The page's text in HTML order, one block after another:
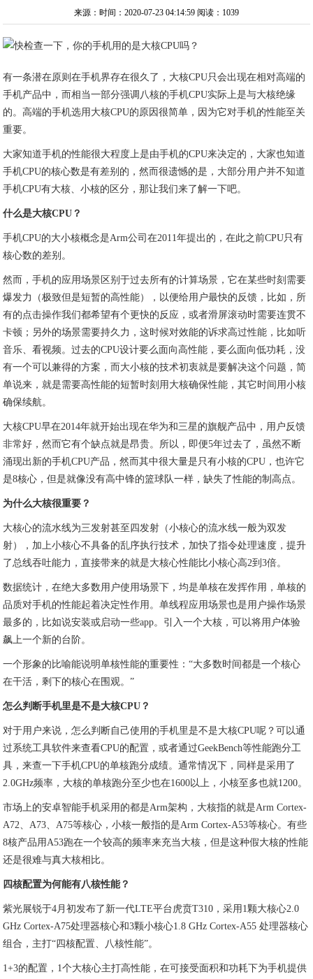
来源：时间：2020-07-23 04:14:59 阅读：1039
有一条潜在原则在手机界存在很久了，大核CPU只会出现在相对高端的
手机产品中，而相当一部分强调八核的手机CPU实际上是与大核绝缘
的。高端的手机选用大核CPU的原因很简单，因为它对手机的性能至关
重要。
大家知道手机的性能很大程度上是由手机的CPU来决定的，大家也知道
手机CPU的核心数是有差别的，然而很遗憾的是，大部分用户并不知道
手机CPU有大核、小核的区分，那让我们来了解一下吧。
什么是大核CPU？
手机CPU的大小核概念是Arm公司在2011年提出的，在此之前CPU只有
核心数的差别。
然而，手机的应用场景区别于过去所有的计算场景，它在某些时刻需要
爆发力（极致但是短暂的高性能），以便给用户最快的反馈，比如，所
有的点击操作我们都希望有个更快的反应，或者滑屏滚动时需要连贯不
卡顿；另外的场景需要持久力，这时候对效能的诉求高过性能，比如听
音乐、看视频。过去的CPU设计要么面向高性能，要么面向低功耗，没
有一个可以兼得的方案，而大小核的技术初衷就是要解决这个问题，简
单说来，就是需要高性能的短暂时刻用大核确保性能，其它时间用小核
确保续航。
大核CPU早在2014年就开始出现在华为和三星的旗舰产品中，用户反馈
非常好，然而它有个缺点就是昂贵。所以，即便5年过去了，虽然不断
涌现出新的手机CPU产品，然而其中很大量是只有小核的CPU，也许它
是8核心，但是就像没有高中锋的篮球队一样，缺失了性能的制高点。
为什么大核很重要？
大核心的流水线为三发射甚至四发射（小核心的流水线一般为双发
射），加上小核心不具备的乱序执行技术，加快了指令处理速度，提升
了总线吞吐能力，直接带来的就是大核心性能比小核心高2到3倍。
数据统计，在绝大多数用户使用场景下，均是单核在发挥作用，单核的
品质对手机的性能起着决定性作用。单线程应用场景也是用户操作场景
最多的，比如说安装或启动一些app。引入一个大核，可以将用户体验
飙上一个新的台阶。
一个形象的比喻能说明单核性能的重要性：“大多数时间都是一个核心
在干活，剩下的核心在围观。”
怎么判断手机里是不是大核CPU？
对于用户来说，怎么判断自己使用的手机里是不是大核CPU呢？可以通
过系统工具软件来查看CPU的配置，或者通过GeekBench等性能跑分工
具，来查一下手机CPU的单核跑分成绩。通常情况下，同样是采用了
2.0GHz频率，大核的单核跑分至少也在1600以上，小核至多也就1200。
市场上的安卓智能手机采用的都是Arm架构，大核指的就是Arm Cortex-
A72、A73、A75等核心，小核一般指的是Arm Cortex-A53等核心。有些
8核产品用A53跑在一个较高的频率来充当大核，但是这种假大核的性能
还是很难与真大核相比。
四核配置为何能有八核性能？
紫光展锐于4月初发布了新一代LTE平台虎贲T310，采用1颗大核心2.0
GHz Cortex-A75处理器核心和3颗小核心1.8 GHz Cortex-A55 处理器核心
组合，主打“四核配置、八核性能”。
1+3的配置，1个大核心主打高性能，在可接受面积和功耗下为手机提供